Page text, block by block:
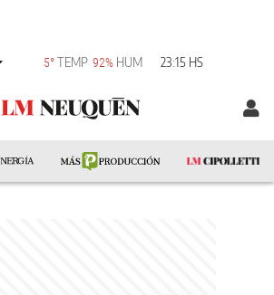
5° TEMP 92% HUM 23:15 HS